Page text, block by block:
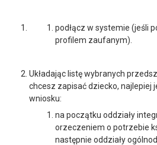
podłącz w systemie (jeśli
profilem zaufanym).
Układając listę wybranych
chcesz zapisać dziecko, najlepiej
wniosku:
na początku oddziały
orzeczeniem o potrzebie
następnie oddziały